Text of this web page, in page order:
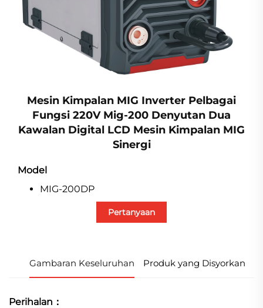
Mesin Kimpalan MIG Inverter Pelbagai
Fungsi 220V Mig-200 Denyutan Dua
Kawalan Digital LCD Mesin Kimpalan MIG
Sinergi
Model
MIG-200DP
Pertanyaan
Gambaran Keseluruhan Produk yang Disyorkan
Perihalan：